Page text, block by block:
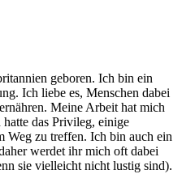
geboren. Ich bin ein
Ich liebe es, Menschen dabei
Meine Arbeit hat mich
das Privileg, einige
Weg zu treffen. Ich bin auch ein
werdet ihr mich oft dabei
sie vielleicht nicht lustig sind).